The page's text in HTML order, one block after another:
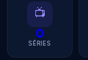
📺
0
SÉRIES